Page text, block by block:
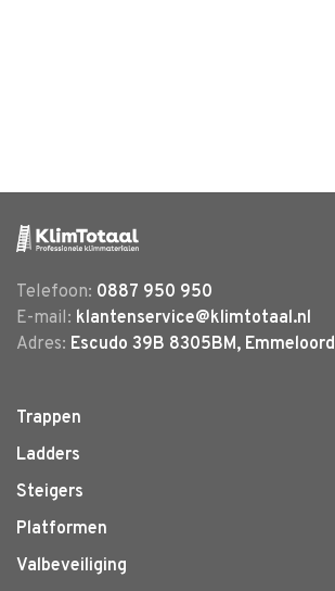
Telefoon: 0887 950 950
E-mail: klantenservice@klimtotaal.nl
Adres: Escudo 39B 8305BM, Emmeloord
Trappen
Ladders
Steigers
Platformen
Valbeveiliging